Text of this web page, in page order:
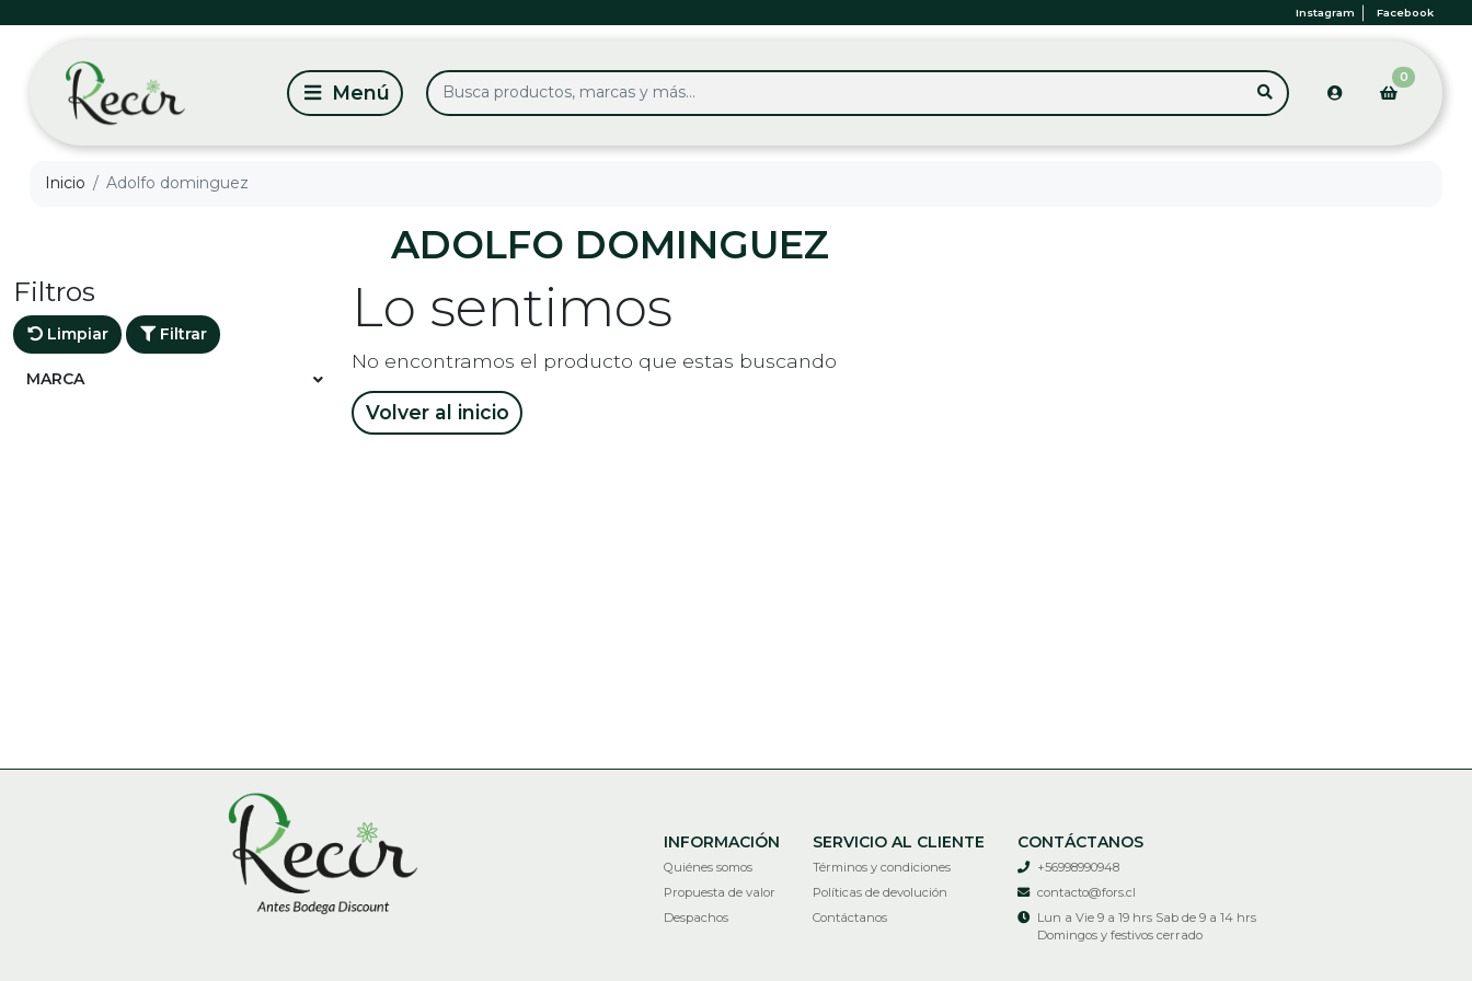
Instagram Facebook
0
Inicio Adolfo dominguez
ADOLFO DOMINGUEZ
Filtros
Limpiar Filtrar
MARCA
Lo sentimos
No encontramos el producto que estas buscando
Volver al inicio
INFORMACIÓN
Quiénes somos
Propuesta de valor
Despachos
SERVICIO AL CLIENTE
Términos y condiciones
Políticas de devolución
Contáctanos
CONTÁCTANOS
+56998990948
contacto@fors.cl
Lun a Vie 9 a 19 hrs Sab de 9 a 14 hrs
Domingos y festivos cerrado